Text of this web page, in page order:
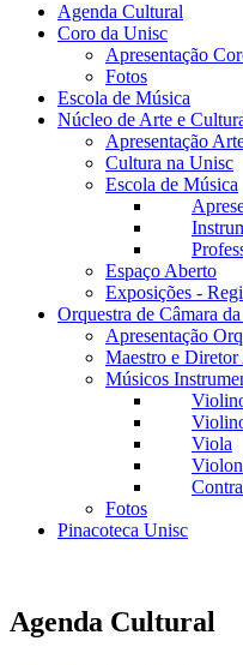
Agenda Cultural
Coro da Unisc
Apresentação
Fotos
Escola de Música
Núcleo de Arte e
Apresentação
Cultura na Unisc
Escola de Música
Espaço Aberto
Exposições -
Orquestra de Câmara
Apresentação
Maestro e
Músicos
Viola
Fotos
Pinacoteca Unisc
Agenda Cultural